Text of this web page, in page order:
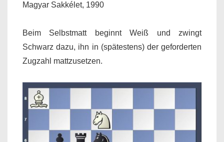
Magyar Sakkélet, 1990
Beim Selbstmatt beginnt Weiß und zwingt
Schwarz dazu, ihn in (spätestens) der geforderten
Zugzahl mattzusetzen.